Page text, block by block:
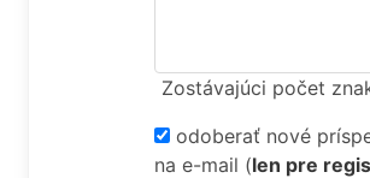
Zostávajúci počet
odoberať nové
na e-mail (len pre